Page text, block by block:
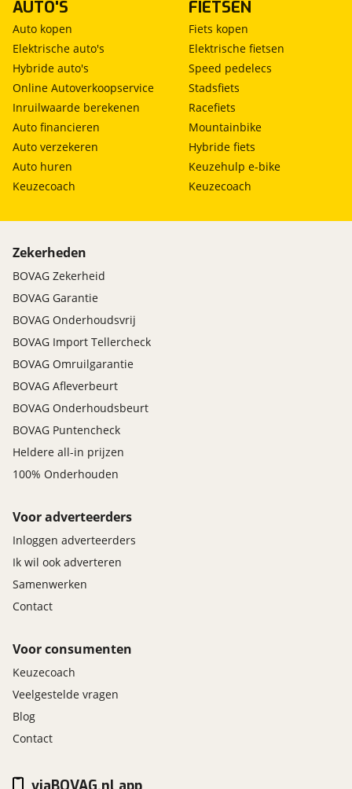
AUTO'S
Auto kopen
Elektrische auto's
Hybride auto's
Online Autoverkoopservice
Inruilwaarde berekenen
Auto financieren
Auto verzekeren
Auto huren
Keuzecoach
FIETSEN
Fiets kopen
Elektrische fietsen
Speed pedelecs
Stadsfiets
Racefiets
Mountainbike
Hybride fiets
Keuzehulp e-bike
Keuzecoach
Zekerheden
BOVAG Zekerheid
BOVAG Garantie
BOVAG Onderhoudsvrij
BOVAG Import Tellercheck
BOVAG Omruilgarantie
BOVAG Afleverbeurt
BOVAG Onderhoudsbeurt
BOVAG Puntencheck
Heldere all-in prijzen
100% Onderhouden
Voor adverteerders
Inloggen adverteerders
Ik wil ook adverteren
Samenwerken
Contact
Voor consumenten
Keuzecoach
Veelgestelde vragen
Blog
Contact